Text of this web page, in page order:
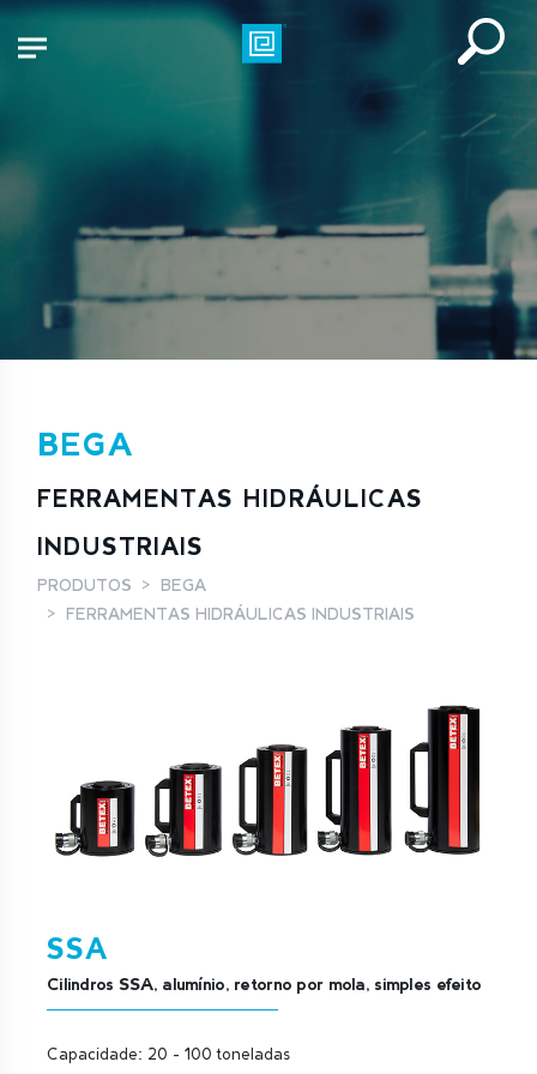
BEGA
FERRAMENTAS HIDRÁULICAS
INDUSTRIAIS
PRODUTOS
BEGA
FERRAMENTAS HIDRÁULICAS INDUSTRIAIS
SSA
Cilindros SSA, alumínio, retorno por mola, simples efeito
Capacidade: 20 - 100 toneladas